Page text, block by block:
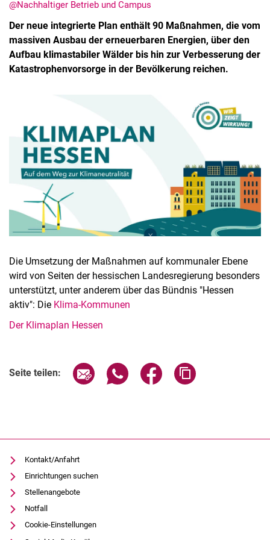
@Nachhaltiger Betrieb und Campus
Der neue integrierte Plan enthält 90 Maßnahmen, die vom
massiven Ausbau der erneuerbaren Energien, über den
Aufbau klimastabiler Wälder bis hin zur Verbesserung der
Katastrophenvorsorge in der Bevölkerung reichen.
Die Umsetzung der Maßnahmen auf kommunaler Ebene
wird von Seiten der hessischen Landesregierung besonders
unterstützt, unter anderem über das Bündnis "Hessen
aktiv": Die Klima-Kommunen
Der Klimaplan Hessen
Seite teilen: Seite über E-Mail teilen
Seite über WhatsApp teilen
Seite über Facebook
Kontakt/Anfahrt
Einrichtungen suchen
Stellenangebote
Notfall
Cookie-Einstellungen